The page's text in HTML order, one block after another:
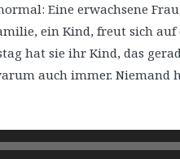
Eine erwachsene
ein Kind, freut sich auf
hat sie ihr Kind, das
auch immer. Niemand